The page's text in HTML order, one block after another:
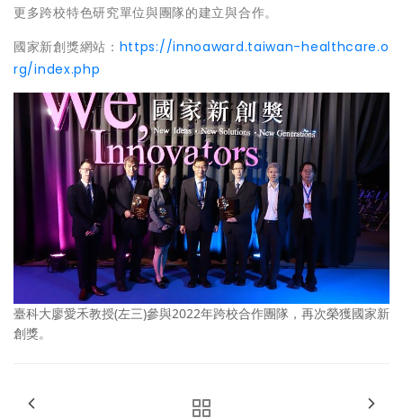
更多跨校特色研究單位與團隊的建立與合作。
國家新創獎網站： https://innoaward.taiwan-healthcare.o
rg/index.php
臺科大廖愛禾教授(左三)參與2022年跨校合作團隊，再次榮獲國家新
創獎。